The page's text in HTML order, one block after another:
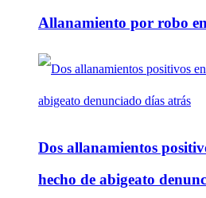
Allanamiento por robo
Dos allanamientos
hecho de abigeato